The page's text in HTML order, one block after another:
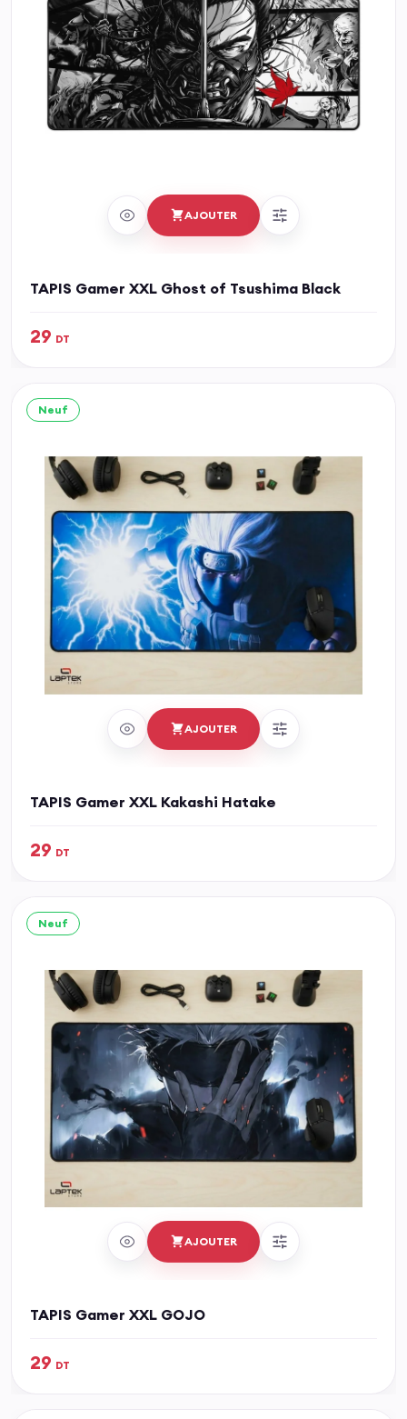
AJOUTER
TAPIS Gamer XXL Ghost of Tsushima Black
29 DT
Neuf
AJOUTER
TAPIS Gamer XXL Kakashi Hatake
29 DT
Neuf
AJOUTER
TAPIS Gamer XXL GOJO
29 DT